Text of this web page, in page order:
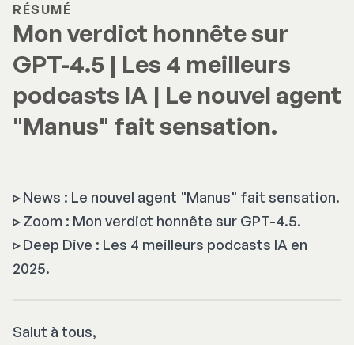
RÉSUMÉ
Mon verdict honnête sur
GPT-4.5 | Les 4 meilleurs
podcasts IA | Le nouvel agent
"Manus" fait sensation.
▹News : Le nouvel agent "Manus" fait sensation.
▹Zoom : Mon verdict honnête sur GPT-4.5.
▹Deep Dive : Les 4 meilleurs podcasts IA en
2025.
Salut à tous,